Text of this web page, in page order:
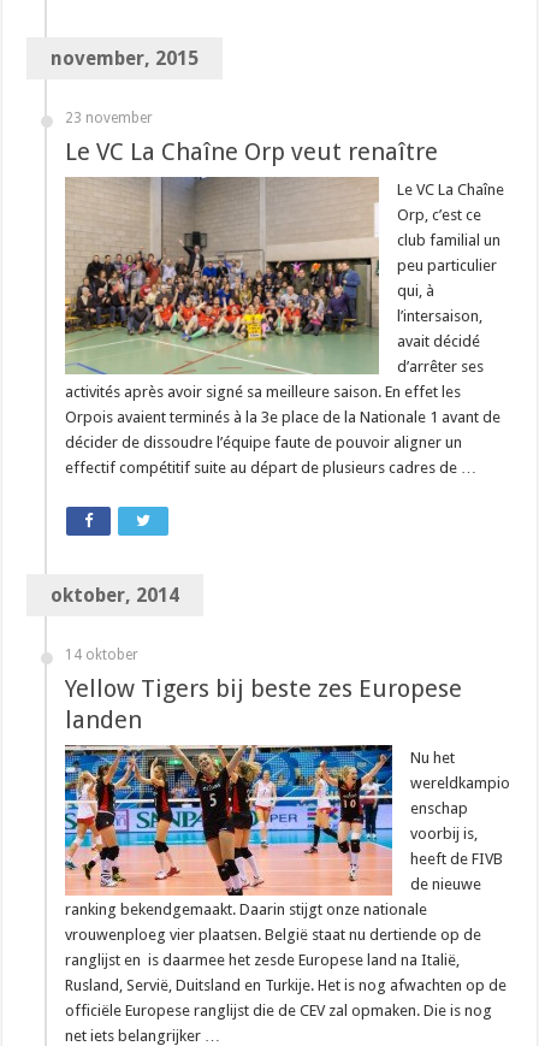
november, 2015
23 november
Le VC La Chaîne Orp veut renaître
Le VC La Chaîne
Orp, c’est ce
club familial un
peu particulier
qui, à
l’intersaison,
avait décidé
d’arrêter ses
activités après avoir signé sa meilleure saison. En effet les
Orpois avaient terminés à la 3e place de la Nationale 1 avant de
décider de dissoudre l’équipe faute de pouvoir aligner un
effectif compétitif suite au départ de plusieurs cadres de …
oktober, 2014
14 oktober
Yellow Tigers bij beste zes Europese
landen
Nu het
wereldkampio
enschap
voorbij is,
heeft de FIVB
de nieuwe
ranking bekendgemaakt. Daarin stijgt onze nationale
vrouwenploeg vier plaatsen. België staat nu dertiende op de
ranglijst en is daarmee het zesde Europese land na Italië,
Rusland, Servië, Duitsland en Turkije. Het is nog afwachten op de
officiële Europese ranglijst die de CEV zal opmaken. Die is nog
net iets belangrijker …